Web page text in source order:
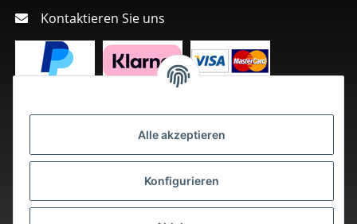
Alle akzeptieren
Konfigurieren
Kontaktieren Sie uns